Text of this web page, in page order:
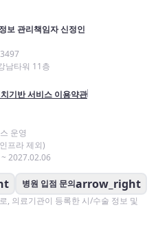
보 관리책임자 신정인
남타워 11층
기반 서비스 이용약관
운영
프라 제외)
2027.02.06
병원 입점 문의arrow_right
, 의료기관이 등록한 시/수술 정보 및